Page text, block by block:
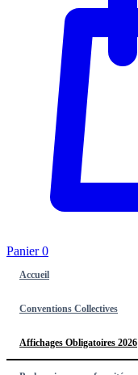
Panier0
Accueil
Conventions Collectives
Affichages Obligatoires 2026